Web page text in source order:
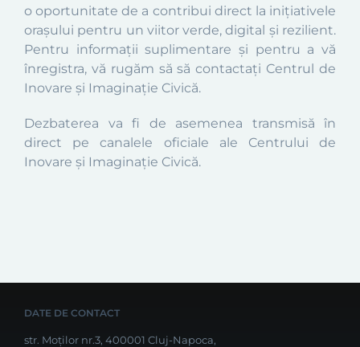
o oportunitate de a contribui direct la inițiativele
orașului pentru un viitor verde, digital și rezilient.
Pentru informații suplimentare și pentru a vă
înregistra, vă rugăm să să contactați Centrul de
Inovare și Imaginație Civică.
Dezbaterea va fi de asemenea transmisă în
direct pe canalele oficiale ale Centrului de
Inovare și Imaginație Civică.
DATE DE CONTACT
str. Moților nr.3, 400001 Cluj-Napoca,